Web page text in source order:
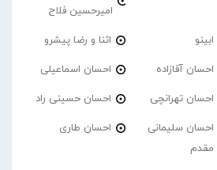
امیرحسین فلاح
ابینو اثنا و رضا پیشرو
احسان آقازاده احسان اسماعیلی
احسان تهرانچی احسان حسینی راد
احسان سلیمانی
مقدم
احسان طاری